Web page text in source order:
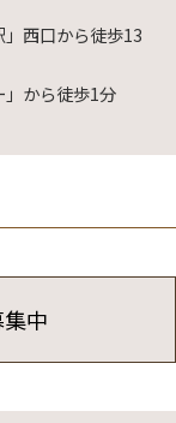
西口から徒歩13
から徒歩1分
中